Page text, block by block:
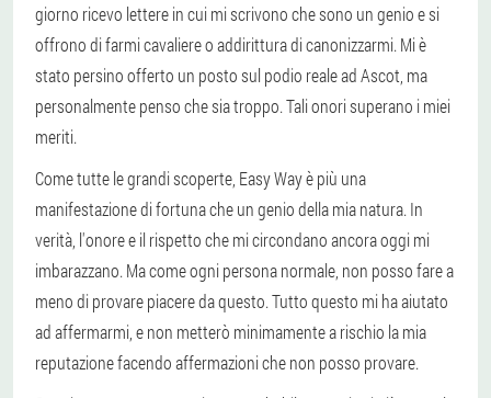
giorno ricevo lettere in cui mi scrivono che sono un genio e si
offrono di farmi cavaliere o addirittura di canonizzarmi. Mi è
stato persino offerto un posto sul podio reale ad Ascot, ma
personalmente penso che sia troppo. Tali onori superano i miei
meriti.
Come tutte le grandi scoperte, Easy Way è più una
manifestazione di fortuna che un genio della mia natura. In
verità, l'onore e il rispetto che mi circondano ancora oggi mi
imbarazzano. Ma come ogni persona normale, non posso fare a
meno di provare piacere da questo. Tutto questo mi ha aiutato
ad affermarmi, e non metterò minimamente a rischio la mia
reputazione facendo affermazioni che non posso provare.